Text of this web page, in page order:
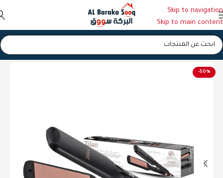
Skip to navigation
Skip to main content
الرئيسية/مصففات الشعر
-50%